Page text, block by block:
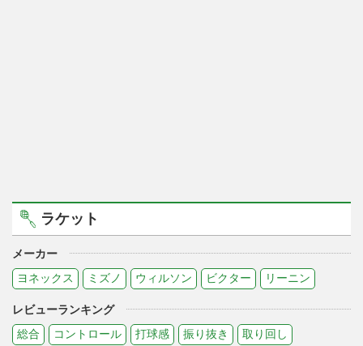
ラケット
メーカー
ヨネックス
ミズノ ウィルソン ビクター リーニン
レビューランキング
総合
コントロール 打球感 振り抜き 取り回し